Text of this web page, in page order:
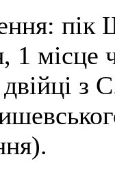
пік
1 місце
з